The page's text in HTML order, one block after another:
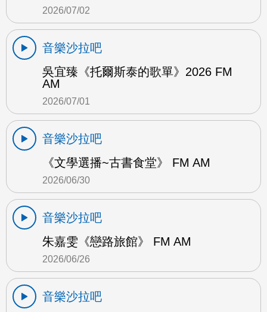
2026/07/02
音樂沙拉吧
吳宜臻《托爾斯泰的歌單》2026 FM
AM
2026/07/01
音樂沙拉吧
《文學選播~古書食堂》 FM AM
2026/06/30
音樂沙拉吧
朱嘉雯《戀路旅館》 FM AM
2026/06/26
音樂沙拉吧